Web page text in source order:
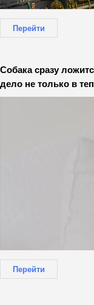
Перейти
Собака сразу
дело не только в
Перейти